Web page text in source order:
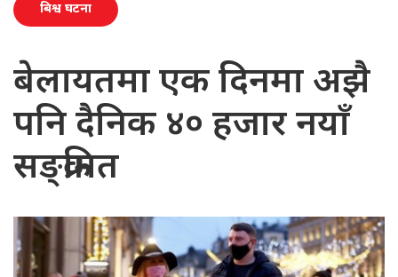
बिश्व घटना
बेलायतमा एक दिनमा अझै
पनि दैनिक ४० हजार नयाँ
सङ्क्रमित